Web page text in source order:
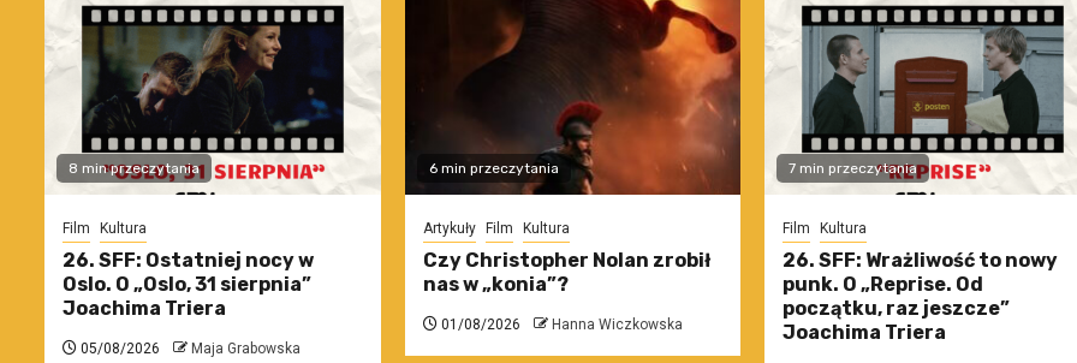
8 min przeczytania
Film Kultura
26. SFF: Ostatniej nocy w
Oslo. O „Oslo, 31 sierpnia”
Joachima Triera
05/08/2026 Maja Grabowska
6 min przeczytania
Artykuły Film Kultura
Czy Christopher Nolan zrobił
nas w „konia”?
01/08/2026 Hanna Wiczkowska
7 min przeczytania
Film Kultura
26. SFF: Wrażliwość to nowy
punk. O „Reprise. Od
początku, raz jeszcze”
Joachima Triera